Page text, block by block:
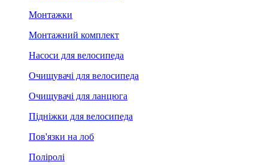
Монтажки
Монтажний комплект
Насоси для велосипеда
Очищувачі для велосипеда
Очищувачі для ланцюга
Підніжки для велосипеда
Пов'язки на лоб
Поліролі